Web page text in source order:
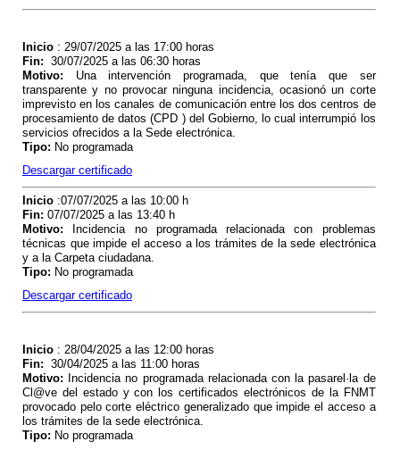
Inicio : 29/07/2025 a las 17:00 horas
Fin: 30/07/2025 a las 06:30 horas
Motivo: Una intervención programada, que tenía que ser
transparente y no provocar ninguna incidencia, ocasionó un corte
imprevisto en los canales de comunicación entre los dos centros de
procesamiento de datos (CPD ) del Gobierno, lo cual interrumpió los
servicios ofrecidos a la Sede electrónica.
Tipo: No programada
Descargar certificado
Inicio :07/07/2025 a las 10:00 h
Fin: 07/07/2025 a las 13:40 h
Motivo:
Incidencia no programada relacionada con problemas
técnicas que impide el acceso a los trámites de la sede electrónica
y a la Carpeta ciudadana.
Tipo: No programada
Descargar certificado
Inicio : 28/04/2025 a las 12:00 horas
Fin: 30/04/2025 a las 11:00 horas
Motivo: Incidencia no programada relacionada con la pasarel·la de
Cl@ve del estado y con los certificados electrónicos de la FNMT
provocado pelo corte eléctrico generalizado que impide el acceso a
los trámites de la sede electrónica.
Tipo: No programada